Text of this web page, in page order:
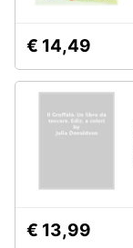
€ 14,49
€ 13,99